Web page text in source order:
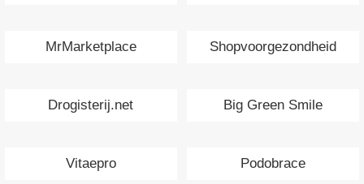
MrMarketplace Shopvoorgezondheid
Drogisterij.net Big Green Smile
Vitaepro Podobrace